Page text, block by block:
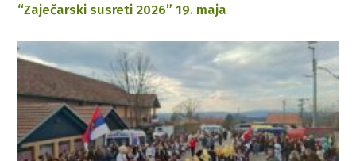
“Zaječarski susreti 2026” 19. maja